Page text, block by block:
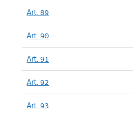
Art. 89
Art. 90
Art. 91
Art. 92
Art. 93